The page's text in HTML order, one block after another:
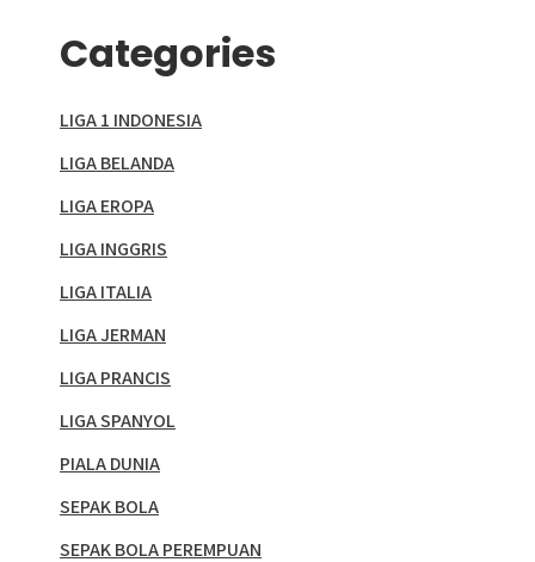
Categories
LIGA 1 INDONESIA
LIGA BELANDA
LIGA EROPA
LIGA INGGRIS
LIGA ITALIA
LIGA JERMAN
LIGA PRANCIS
LIGA SPANYOL
PIALA DUNIA
SEPAK BOLA
SEPAK BOLA PEREMPUAN